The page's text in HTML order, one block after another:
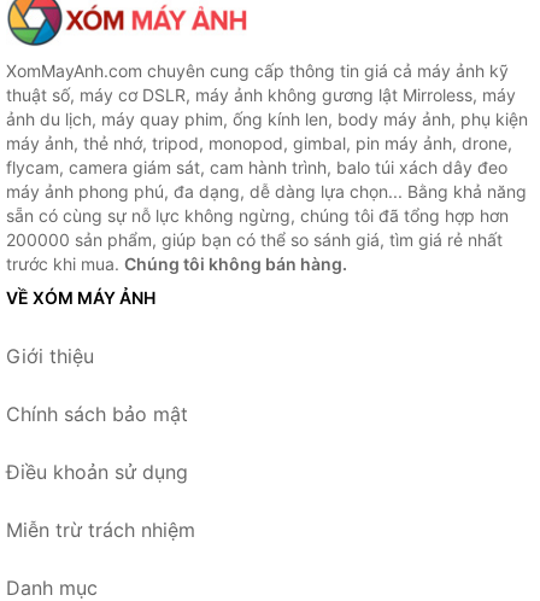
XomMayAnh.com chuyên cung cấp thông tin giá cả máy ảnh kỹ
thuật số, máy cơ DSLR, máy ảnh không gương lật Mirroless, máy
ảnh du lịch, máy quay phim, ống kính len, body máy ảnh, phụ kiện
máy ảnh, thẻ nhớ, tripod, monopod, gimbal, pin máy ảnh, drone,
flycam, camera giám sát, cam hành trình, balo túi xách dây đeo
máy ảnh phong phú, đa dạng, dễ dàng lựa chọn... Bằng khả năng
sẵn có cùng sự nỗ lực không ngừng, chúng tôi đã tổng hợp hơn
200000 sản phẩm, giúp bạn có thể so sánh giá, tìm giá rẻ nhất
trước khi mua. Chúng tôi không bán hàng.
VỀ XÓM MÁY ẢNH
Giới thiệu
Chính sách bảo mật
Điều khoản sử dụng
Miễn trừ trách nhiệm
Danh mục